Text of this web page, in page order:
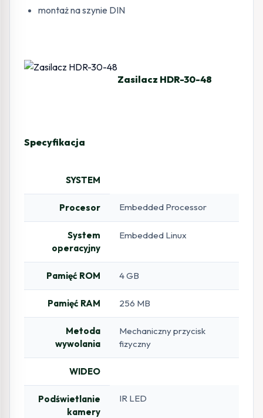
montaż na szynie DIN
Zasilacz HDR-30-48
Specyfikacja
SYSTEM
Procesor Embedded Processor
System
operacyjny
Embedded Linux
Pamięć ROM 4 GB
Pamięć RAM 256 MB
Metoda
wywolania
Mechaniczny przycisk
fizyczny
WIDEO
Podświetlanie
kamery
IR LED